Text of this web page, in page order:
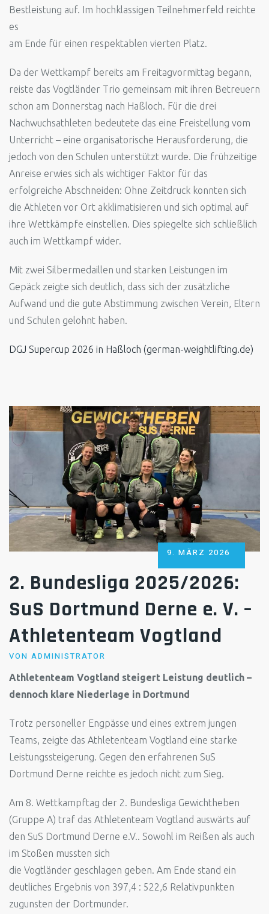
Bestleistung auf. Im hochklassigen Teilnehmerfeld reichte
es
am Ende für einen respektablen vierten Platz.
Da der Wettkampf bereits am Freitagvormittag begann,
reiste das Vogtländer Trio gemeinsam mit ihren Betreuern
schon am Donnerstag nach Haßloch. Für die drei
Nachwuchsathleten bedeutete das eine Freistellung vom
Unterricht – eine organisatorische Herausforderung, die
jedoch von den Schulen unterstützt wurde. Die frühzeitige
Anreise erwies sich als wichtiger Faktor für das
erfolgreiche Abschneiden: Ohne Zeitdruck konnten sich
die Athleten vor Ort akklimatisieren und sich optimal auf
ihre Wettkämpfe einstellen. Dies spiegelte sich schließlich
auch im Wettkampf wider.
Mit zwei Silbermedaillen und starken Leistungen im
Gepäck zeigte sich deutlich, dass sich der zusätzliche
Aufwand und die gute Abstimmung zwischen Verein, Eltern
und Schulen gelohnt haben.
DGJ Supercup 2026 in Haßloch (german-weightlifting.de)
2. Bundesliga 2025/2026:
SuS Dortmund Derne e. V. –
Athletenteam Vogtland
POSTED
ON
9. MÄRZ 2026
VON ADMINISTRATOR
Athletenteam Vogtland steigert Leistung deutlich –
dennoch klare Niederlage in Dortmund
Trotz personeller Engpässe und eines extrem jungen
Teams, zeigte das Athletenteam Vogtland eine starke
Leistungssteigerung. Gegen den erfahrenen SuS
Dortmund Derne reichte es jedoch nicht zum Sieg.
Am 8. Wettkampftag der 2. Bundesliga Gewichtheben
(Gruppe A) traf das Athletenteam Vogtland auswärts auf
den SuS Dortmund Derne e.V.. Sowohl im Reißen als auch
im Stoßen mussten sich
die Vogtländer geschlagen geben. Am Ende stand ein
deutliches Ergebnis von 397,4 : 522,6 Relativpunkten
zugunsten der Dortmunder.